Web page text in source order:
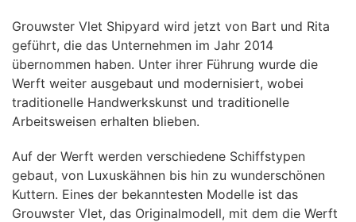
Grouwster Vlet Shipyard wird jetzt von Bart und Rita
geführt, die das Unternehmen im Jahr 2014
übernommen haben. Unter ihrer Führung wurde die
Werft weiter ausgebaut und modernisiert, wobei
traditionelle Handwerkskunst und traditionelle
Arbeitsweisen erhalten blieben.
Auf der Werft werden verschiedene Schiffstypen
gebaut, von Luxuskähnen bis hin zu wunderschönen
Kuttern. Eines der bekanntesten Modelle ist das
Grouwster Vlet, das Originalmodell, mit dem die Werft